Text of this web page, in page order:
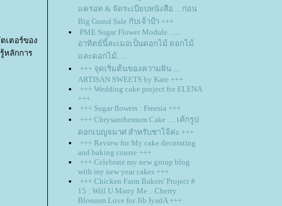
เตอร์ของ
หลักการ
ครอท & จัดระเบียบหนังสือ.... ก่อน
Big Grand Sale กับเจ้าป้า +++
PME Sugar Flower Module ......
อาทิตย์นี้ละเมอเป็นดอกไม้ ดอกไม้
ละดอกไม้.....
+++ จุดเริ่มต้นของความฝัน ....
ARTISAN SWEETS by Kate +++
+++ Wedding cake project for ELENA
+++
+++ Sugar flowers : Freesia +++
+++ Chrysanthemum Cake .... เค้กรูป
ดอกเบญจมาศ สำหรับชาโจ้ค่ะ +++
+++ Review for My cake decorating
and baking course +++
+++ Celebrate my new group blog
with my new year cakes +++
+++ Chicken Farm Bakers' Project #
15 : Will U Marry Me .. Cherry
Blossom Love for Jib IyadA +++